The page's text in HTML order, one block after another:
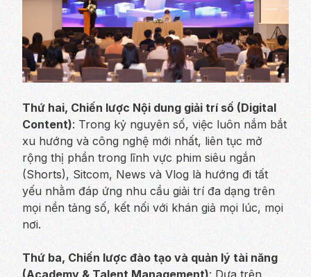
Thứ hai, Chiến lược Nội dung giải trí số (Digital
Content): Trong kỷ nguyên số, việc luôn nắm bắt
xu hướng và công nghệ mới nhất, liên tục mở
rộng thị phần trong lĩnh vực phim siêu ngắn
(Shorts), Sitcom, News và Vlog là hướng đi tất
yếu nhằm đáp ứng nhu cầu giải trí đa dạng trên
mọi nền tảng số, kết nối với khán giả mọi lúc, mọi
nơi.
Thứ ba, Chiến lược đào tạo và quản lý tài năng
(Academy & Talent Management): Dựa trên